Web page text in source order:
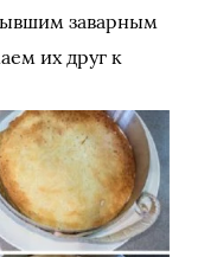
заварным
их друг к